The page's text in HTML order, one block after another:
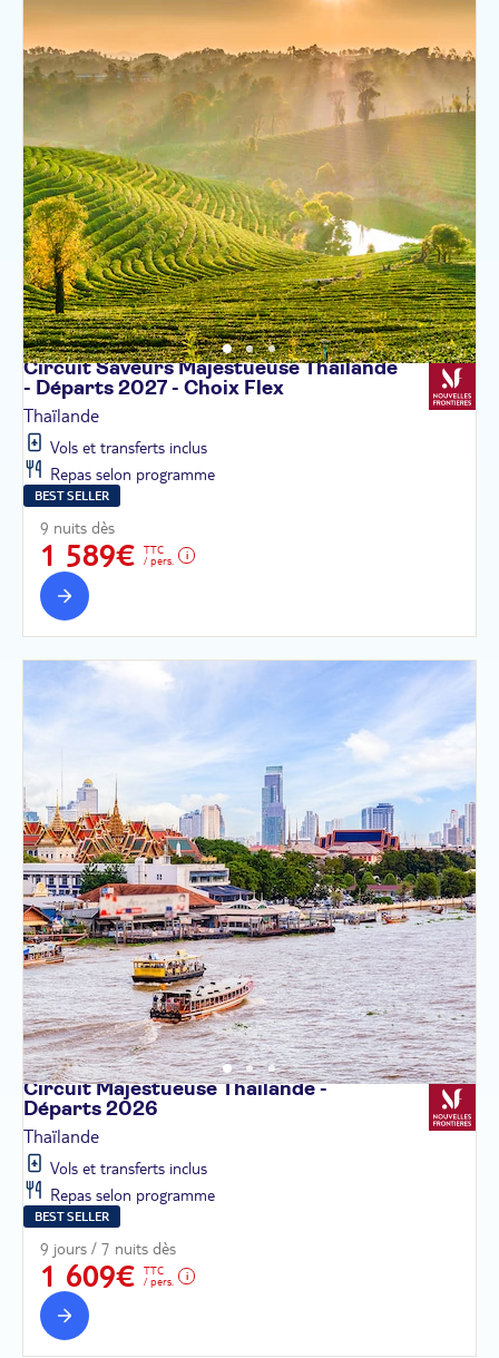
Circuit Saveurs Majestueuse Thaïlande
- Départs 2027 - Choix Flex
Thaïlande
Vols et transferts inclus
Repas selon programme
BEST SELLER
9 nuits dès
1 589€
TTC
/ pers.
Circuit Majestueuse Thaïlande -
Départs 2026
Thaïlande
Vols et transferts inclus
Repas selon programme
BEST SELLER
9 jours / 7 nuits dès
1 609€
TTC
/ pers.